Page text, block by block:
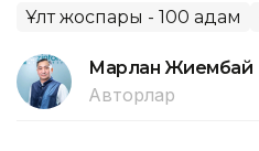
Ұлт жоспары - 100 қадам
Марлан Жиембай
Авторлар